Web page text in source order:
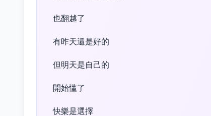
也翻越了
有昨天還是好的
但明天是自己的
開始懂了
快樂是選擇